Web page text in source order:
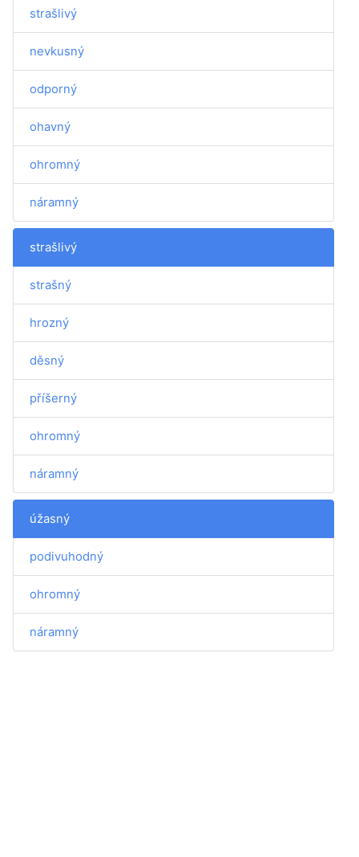
strašlivý
nevkusný
odporný
ohavný
ohromný
náramný
strašlivý
strašný
hrozný
děsný
příšerný
ohromný
náramný
úžasný
podivuhodný
ohromný
náramný